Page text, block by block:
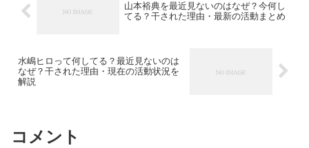
山本裕典を最近見ないのはなぜ？今何し
てる？干された理由・最新の活動まとめ
水嶋ヒロって何してる？最近見ないのは
なぜ？干された理由・現在の活動状況を
解説
コメント